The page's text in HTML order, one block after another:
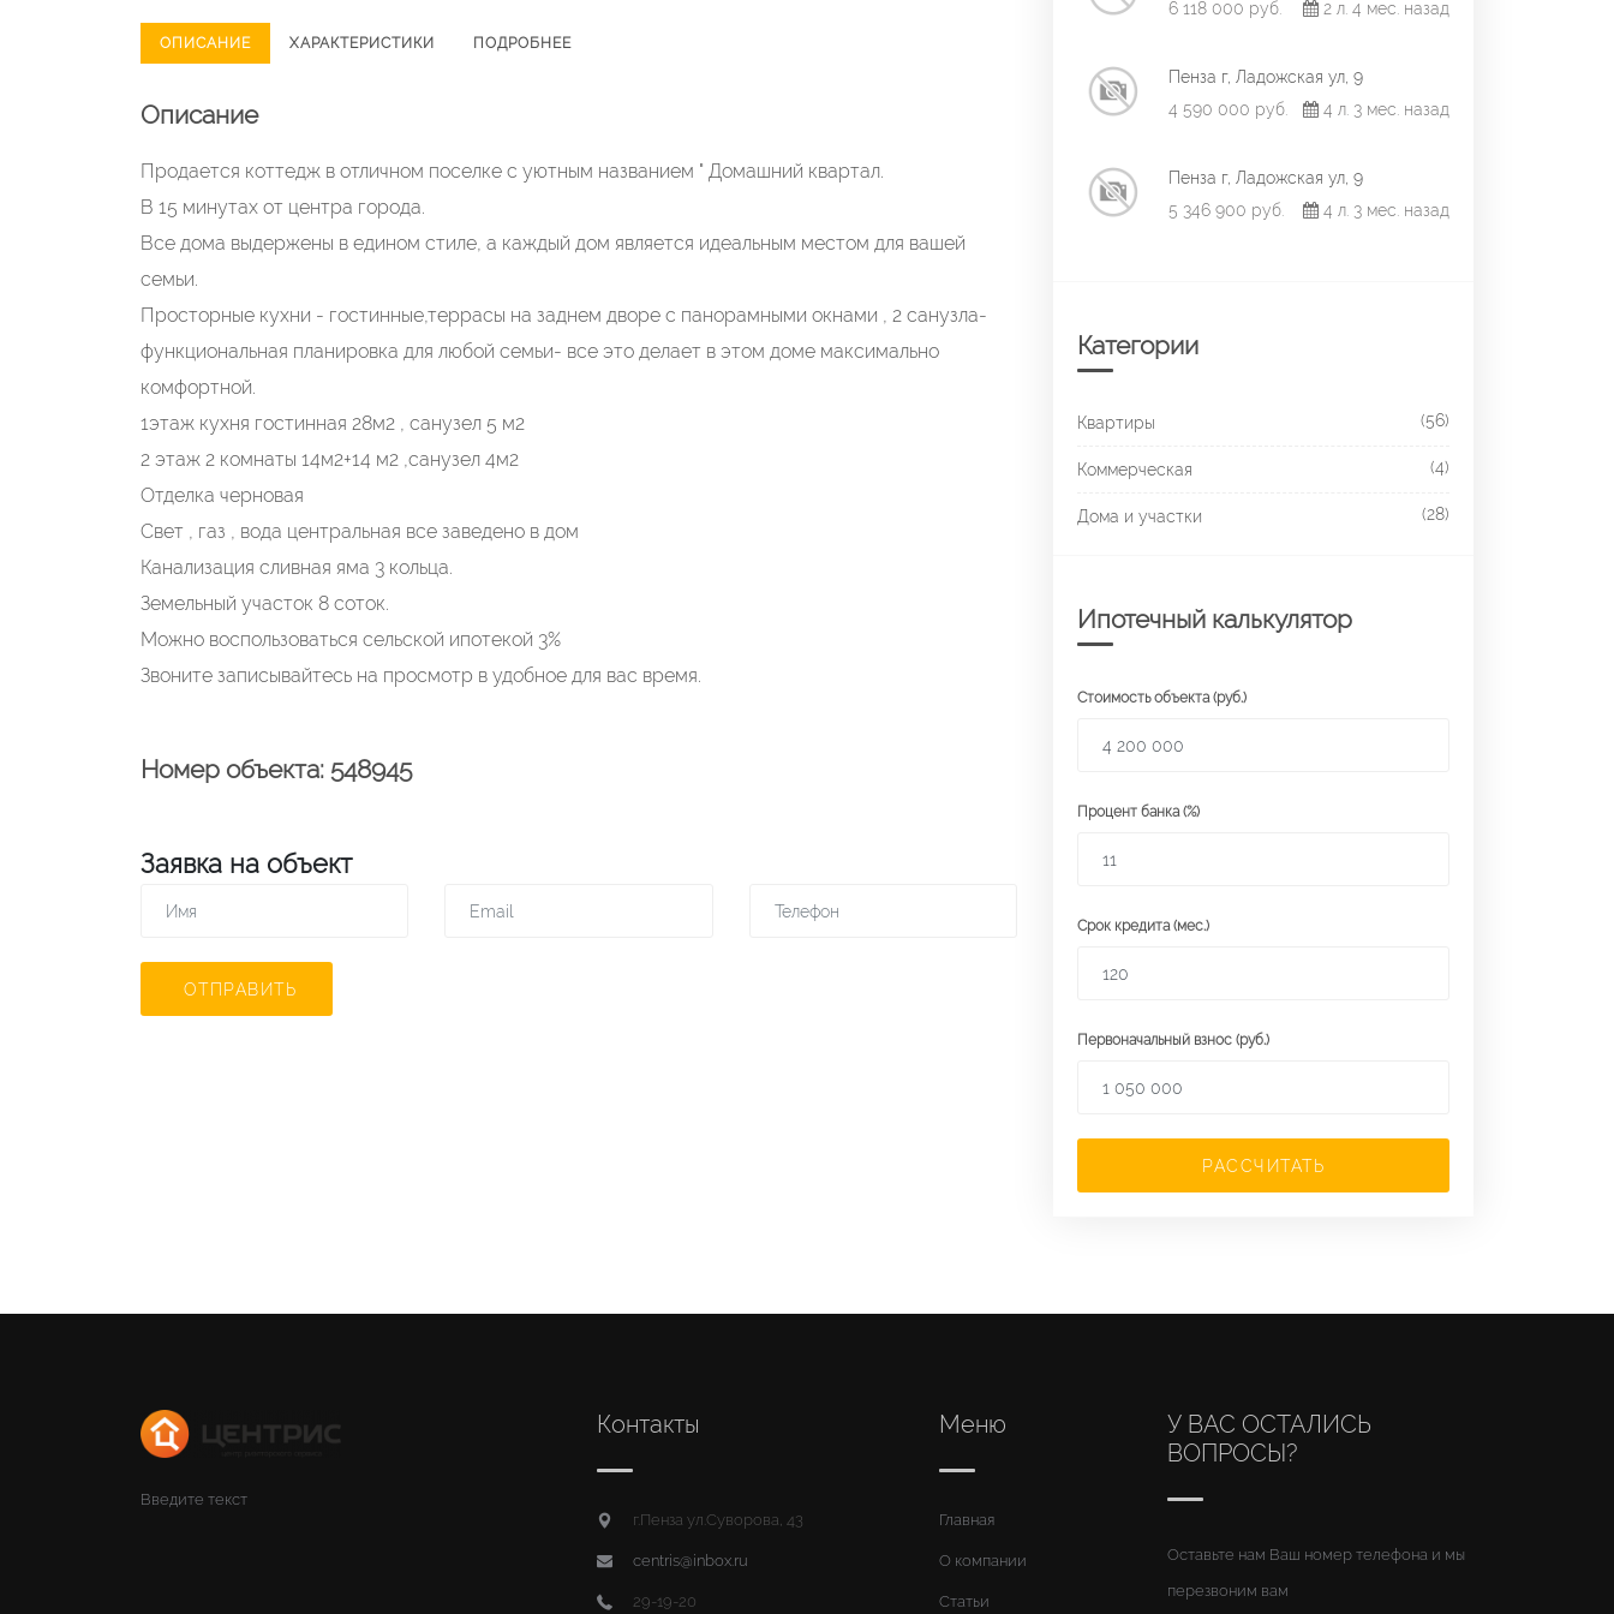
ОПИСАНИЕ ХАРАКТЕРИСТИКИ ПОДРОБНЕЕ
Описание
Продается коттедж в отличном поселке с уютным названием " Домашний квартал.
В 15 минутах от центра города.
Все дома выдержены в едином стиле, а каждый дом является идеальным местом для вашей
семьи.
Просторные кухни - гостинные,террасы на заднем дворе с панорамными окнами , 2 санузла-
функциональная планировка для любой семьи- все это делает в этом доме максимально
комфортной.
1этаж кухня гостинная 28м2 , санузел 5 м2
2 этаж 2 комнаты 14м2+14 м2 ,санузел 4м2
Отделка черновая
Свет , газ , вода центральная все заведено в дом
Канализация сливная яма 3 кольца.
Земельный участок 8 соток.
Можно воспользоваться сельской ипотекой 3%
Звоните записывайтесь на просмотр в удобное для вас время.
Номер объекта: 548945
Заявка на объект
ОТПРАВИТЬ
6 118 000 руб. 2 л. 4 мес. назад
Пенза г, Ладожская ул, 9
4 590 000 руб.
4 л. 3 мес. назад
Пенза г, Ладожская ул, 9
5 346 900 руб.
4 л. 3 мес. назад
Категории
Квартиры (56)
Коммерческая (4)
Дома и участки (28)
Ипотечный калькулятор
Стоимость объекта (руб.)
Процент банка (%)
Срок кредита (мес.)
Первоначальный взнос (руб.)
РАССЧИТАТЬ
Введите текст
Контакты
г.Пенза ул.Суворова, 43
centris@inbox.ru
29-19-20
Меню
Главная
О компании
Статьи
У ВАС ОСТАЛИСЬ
ВОПРОСЫ?
Оставьте нам Ваш номер телефона и мы
перезвоним вам